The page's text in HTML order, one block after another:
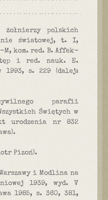
żołnierzy polskich
światowej, t. I,
M, kom. red. B. Affek-
i red. nauk. E.
1993, s. 229 (dalej:
parafii
Świętych w
urodzenia nr 832
Pizoń).
i Modlina na
1939, wyd. V
1985, s. 360, 381,